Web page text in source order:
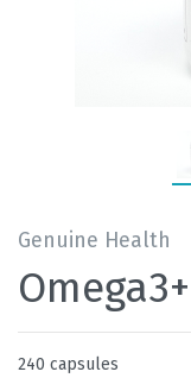
Genuine Health
240 capsules